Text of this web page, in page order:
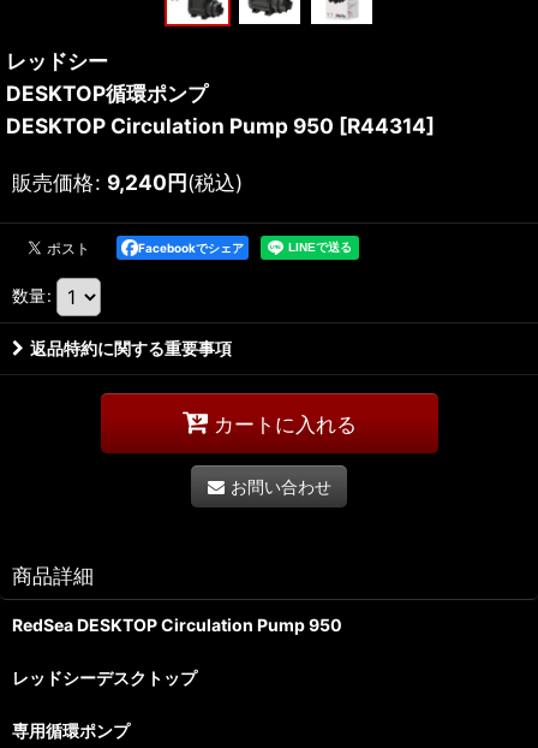
レッドシー
DESKTOP循環ポンプ
DESKTOP Circulation Pump 950 [R44314]
販売価格: 9,240円(税込)
Facebookでシェア
数量:
返品特約に関する重要事項
カートに入れる
お問い合わせ
商品詳細
RedSea DESKTOP Circulation Pump 950
レッドシーデスクトップ
専用循環ポンプ